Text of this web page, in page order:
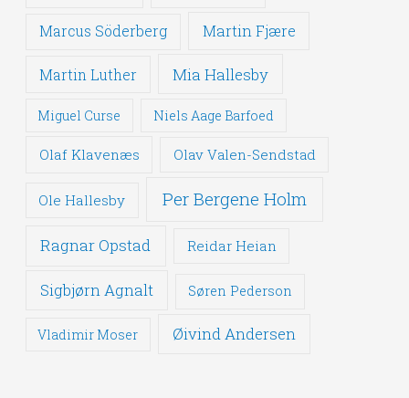
Marcus Söderberg Martin Fjære
Martin Luther Mia Hallesby
Miguel Curse Niels Aage Barfoed
Olaf Klavenæs Olav Valen-Sendstad
Ole Hallesby Per Bergene Holm
Ragnar Opstad Reidar Heian
Sigbjørn Agnalt Søren Pederson
Vladimir Moser Øivind Andersen